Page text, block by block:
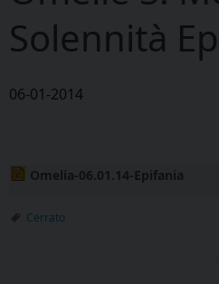
Solennità
06-01-2014
Omelia-06.01.14-Epifania
Cerrato